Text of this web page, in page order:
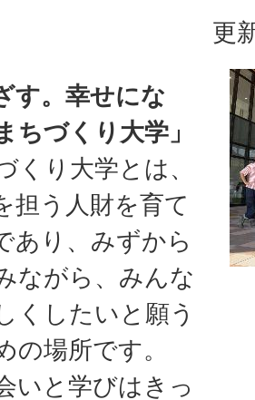
更
す。幸せにな
ちづくり大学」
くり大学とは、
担う人財を育て
あり、みずから
ながら、みんな
くしたいと願う
の場所です。
いと学びはきっ